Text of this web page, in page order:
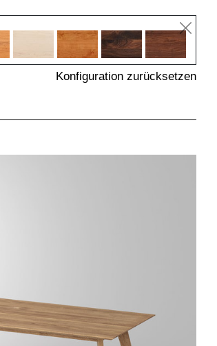
Konfiguration zurücksetzen